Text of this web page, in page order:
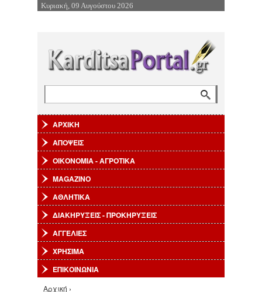
Επιστροφή στην Πλοήγηση
Κυριακή, 09 Αυγούστου 2026
ΑΡΧΙΚΗ
ΑΠΟΨΕΙΣ
ΟΙΚΟΝΟΜΙΑ - ΑΓΡΟΤΙΚΑ
MAGAZINO
ΑΘΛΗΤΙΚΑ
ΔΙΑΚΗΡΥΞΕΙΣ - ΠΡΟΚΗΡΥΞΕΙΣ
ΑΓΓΕΛΙΕΣ
ΧΡΗΣΙΜΑ
ΕΠΙΚΟΙΝΩΝΙΑ
Αρχική ›